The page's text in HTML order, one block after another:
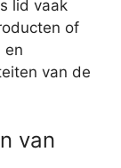
lid vaak
of
en
van de
van